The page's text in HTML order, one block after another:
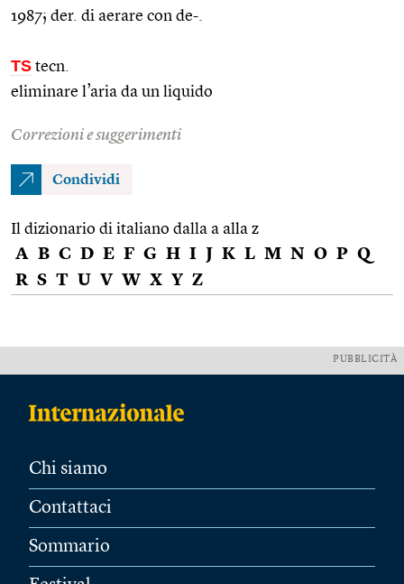
1987; der. di aerare con de-.
TS tecn.
eliminare l’aria da un liquido
Correzioni e suggerimenti
Condividi
Il dizionario di italiano dalla a alla z
A B C D E F G H I J K L M N O P Q
R S T U V W X Y Z
PUBBLICITÀ
Chi siamo
Contattaci
Sommario